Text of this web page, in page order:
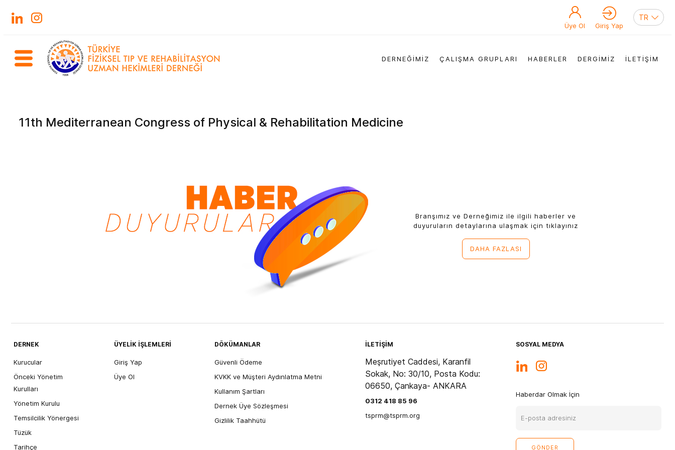
Üye Ol Giriş Yap
DERNEĞİMİZ ÇALIŞMA GRUPLARI HABERLER DERGİMİZ İLETİŞİM
11th Mediterranean Congress of Physical & Rehabilitation Medicine
Branşımız ve Derneğimiz ile ilgili haberler ve
duyuruların detaylarına ulaşmak için tıklayınız
DAHA FAZLASI
DERNEK
Kurucular
Önceki Yönetim
Kurulları
Yönetim Kurulu
Temsilcilik Yönergesi
Tüzük
Tarihçe
ÜYELİK İŞLEMLERİ
Giriş Yap
Üye Ol
DÖKÜMANLAR
Güvenli Ödeme
KVKK ve Müşteri Aydınlatma Metni
Kullanım Şartları
Dernek Üye Sözleşmesi
Gizlilik Taahhütü
İLETİŞİM
Meşrutiyet Caddesi, Karanfil
Sokak, No: 30/10, Posta Kodu:
06650, Çankaya- ANKARA
0312 418 85 96
tsprm@tsprm.org
SOSYAL MEDYA
Haberdar Olmak İçin